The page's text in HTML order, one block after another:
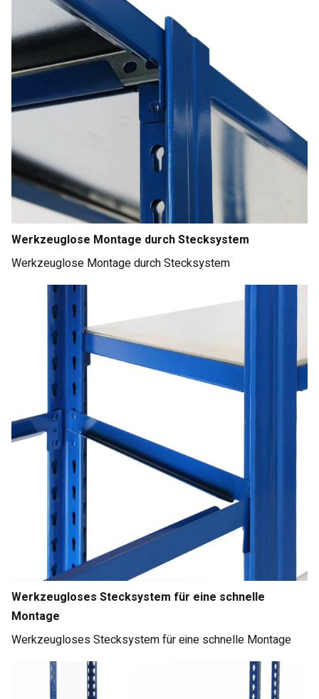
Werkzeuglose Montage durch Stecksystem
Werkzeuglose Montage durch Stecksystem
Werkzeugloses Stecksystem für eine schnelle
Montage
Werkzeugloses Stecksystem für eine schnelle Montage